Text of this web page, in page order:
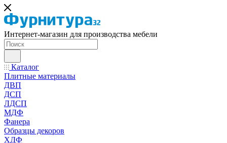
Интернет-магазин для производства мебели
Каталог
Плитные материалы
ДВП
ДСП
ЛДСП
МДФ
Фанера
Образцы декоров
ХДФ